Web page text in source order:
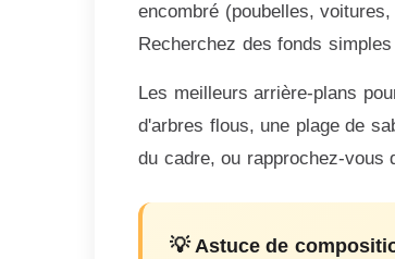
encombré (poubelles,
Recherchez des fonds
Les meilleurs arrière-plans
d'arbres flous, une plage de
du cadre, ou rapprochez-vous
💡 Astuce de